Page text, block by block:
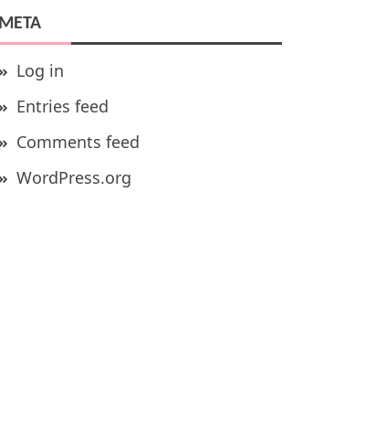
META
Log in
Entries feed
Comments feed
WordPress.org